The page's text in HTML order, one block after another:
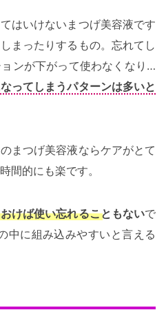
はいけないまつげ美容液です
まったりするもの。忘れてし
ンが下がって使わなくなり…
ってしまうパターンは多いと
まつげ美容液ならケアがとて
間的にも楽です。
けば使い忘れることもないで
中に組み込みやすいと言える